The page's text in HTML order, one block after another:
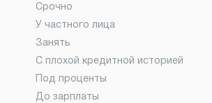
Срочно
У частного лица
Занять
С плохой кредитной историей
Под проценты
До зарплаты